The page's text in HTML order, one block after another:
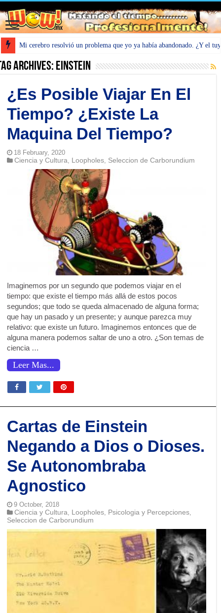
Mi cerebro resolvió un problema que yo ya había abandonado. ¿Y el
Archives: Einstein
¿Es Posible Viajar En El
Tiempo? ¿Existe La
Maquina Del Tiempo?
18 February, 2020
Ciencia y Cultura, Loopholes, Seleccion de Carborundium
Imaginemos por un segundo que podemos viajar en el
tiempo: que existe el tiempo más allá de estos pocos
segundos; que todo se queda almacenado de alguna forma;
que hay un pasado y un presente; y aunque parezca muy
relativo: que existe un futuro. Imaginemos entonces que de
alguna manera podemos saltar de uno a otro. ¿Son temas de
ciencia …
Leer Mas...
Cartas de Einstein
Negando a Dios o Dioses.
Se Autonombraba
Agnostico
9 October, 2018
Ciencia y Cultura, Loopholes, Psicologia y Percepciones,
Seleccion de Carborundium